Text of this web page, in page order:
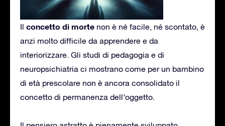
Il concetto di morte non è né facile, né scontato, è
anzi molto difficile da apprendere e da
interiorizzare. Gli studi di pedagogia e di
neuropsichiatria ci mostrano come per un bambino
di età prescolare non è ancora consolidato il
concetto di permanenza dell’oggetto.